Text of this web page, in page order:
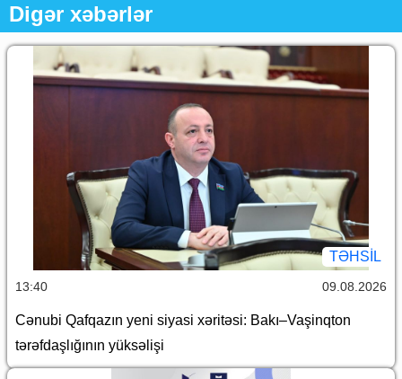
Digər xəbərlər
TƏHSIL
13:40 09.08.2026
Cənubi Qafqazın yeni siyasi xəritəsi: Bakı–Vaşinqton
tərəfdaşlığının yüksəlişi